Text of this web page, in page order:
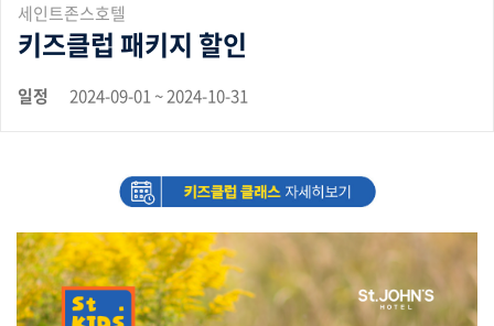
세인트존스호텔
키즈클럽 패키지 할인
일정 2024-09-01 ~ 2024-10-31